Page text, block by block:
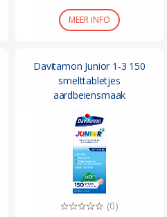
MEER INFO
Davitamon Junior 1-3 150
smelttabletjes
aardbeiensmaak
(0)